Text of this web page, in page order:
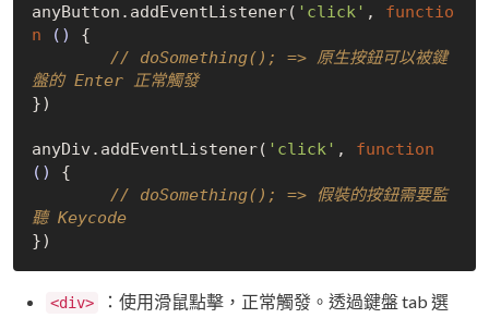
anyButton.addEventListener( 'click' , functio
n
()
{
// doSomething(); => 原生按鈕可以被鍵
盤的 Enter 正常觸發
})
anyDiv.addEventListener( 'click' , function
()
{
// doSomething(); => 假裝的按鈕需要監
聽 Keycode
<div>
：使用滑鼠點擊，正常觸發。透過鍵盤 tab 選